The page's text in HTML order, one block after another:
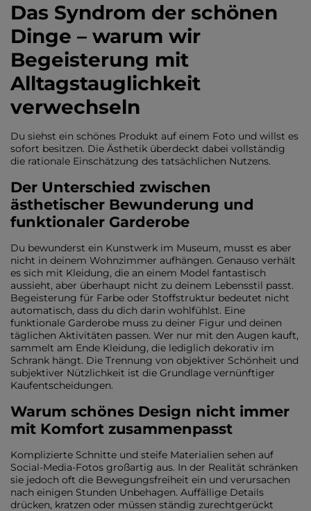
Das Syndrom der schönen
Dinge – warum wir
Begeisterung mit
Alltagstauglichkeit
verwechseln
Du siehst ein schönes Produkt auf einem Foto und willst es
sofort besitzen. Die Ästhetik überdeckt dabei vollständig
die rationale Einschätzung des tatsächlichen Nutzens.
Der Unterschied zwischen
ästhetischer Bewunderung und
funktionaler Garderobe
Du bewunderst ein Kunstwerk im Museum, musst es aber
nicht in deinem Wohnzimmer aufhängen. Genauso verhält
es sich mit Kleidung, die an einem Model fantastisch
aussieht, aber überhaupt nicht zu deinem Lebensstil passt.
Begeisterung für Farbe oder Stoffstruktur bedeutet nicht
automatisch, dass du dich darin wohlfühlst. Eine
funktionale Garderobe muss zu deiner Figur und deinen
täglichen Aktivitäten passen. Wer nur mit den Augen kauft,
sammelt am Ende Kleidung, die lediglich dekorativ im
Schrank hängt. Die Trennung von objektiver Schönheit und
subjektiver Nützlichkeit ist die Grundlage vernünftiger
Kaufentscheidungen.
Warum schönes Design nicht immer
mit Komfort zusammenpasst
Komplizierte Schnitte und steife Materialien sehen auf
Social-Media-Fotos großartig aus. In der Realität schränken
sie jedoch oft die Bewegungsfreiheit ein und verursachen
nach einigen Stunden Unbehagen. Auffällige Details
drücken, kratzen oder müssen ständig zurechtgerückt